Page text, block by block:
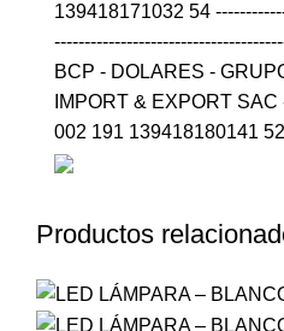
139418171032 54
BCP - DOLARES -
IMPORT & EXPORT
002 191 139418180141 52
Productos